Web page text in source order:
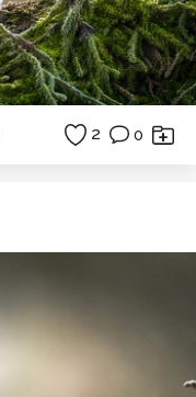
2 0